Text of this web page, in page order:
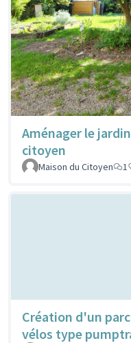
Aménager le
citoyen
Maison du Citoyen
1
Création d'un
vélos type